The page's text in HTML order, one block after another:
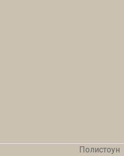
Полистоун